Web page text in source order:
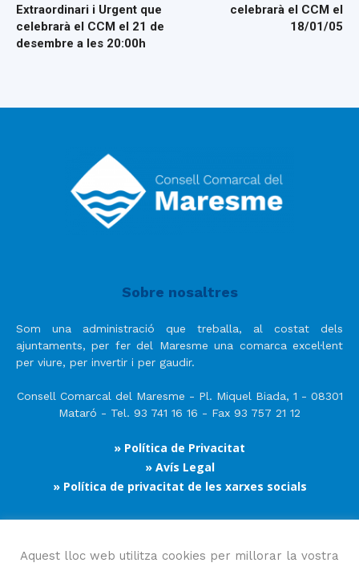
Extraordinari i Urgent que
celebrarà el CCM el 21 de
desembre a les 20:00h
celebrarà el CCM el
18/01/05
Sobre nosaltres
Som una administració que treballa, al costat dels
ajuntaments, per fer del Maresme una comarca excel·lent
per viure, per invertir i per gaudir.
Consell Comarcal del Maresme - Pl. Miquel Biada, 1 - 08301
Mataró - Tel. 93 741 16 16 - Fax 93 757 21 12
» Política de Privacitat
» Avís Legal
» Política de privacitat de les xarxes socials
Segueix-nos
Aquest lloc web utilitza cookies per millorar la vostra